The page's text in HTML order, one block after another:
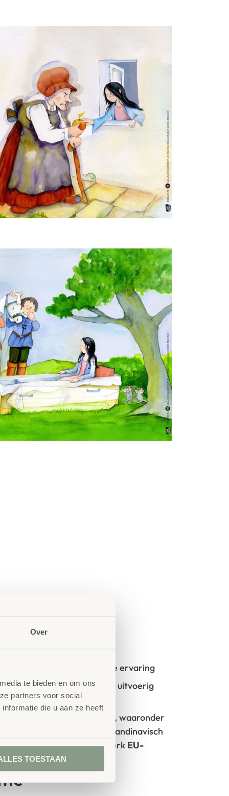
Over
te bieden en om ons
partners voor social
die u aan ze heeft
TOESTAAN
vanuit uw idee en onze ervaring
kinderopvangmeubilair is uitvoerig
en TÜV-keuringen
met circulaire producten, waaronder
-gecertificeerd Scandinavisch
van het milieukeurmerk EU-